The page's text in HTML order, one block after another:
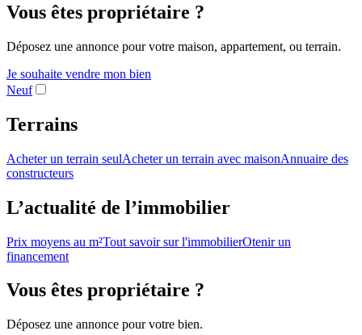
Vous êtes propriétaire ?
Déposez une annonce pour votre maison, appartement, ou terrain.
Je souhaite vendre mon bien
Neuf
Terrains
Acheter un terrain seulAcheter un terrain avec maisonAnnuaire des
constructeurs
L’actualité de l’immobilier
Prix moyens au m²Tout savoir sur l'immobilierOtenir un
financement
Vous êtes propriétaire ?
Déposez une annonce pour votre bien.